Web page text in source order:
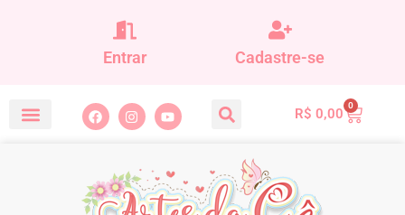
Entrar Cadastre-se
R$ 0,00
0